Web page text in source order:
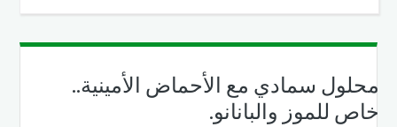
محلول سمادي مع الأحماض الأمينية..
خاص للموز والبانانو.